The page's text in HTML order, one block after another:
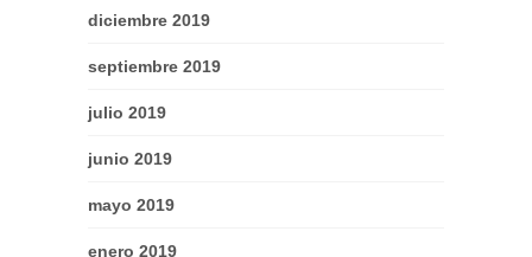
diciembre 2019
septiembre 2019
julio 2019
junio 2019
mayo 2019
enero 2019